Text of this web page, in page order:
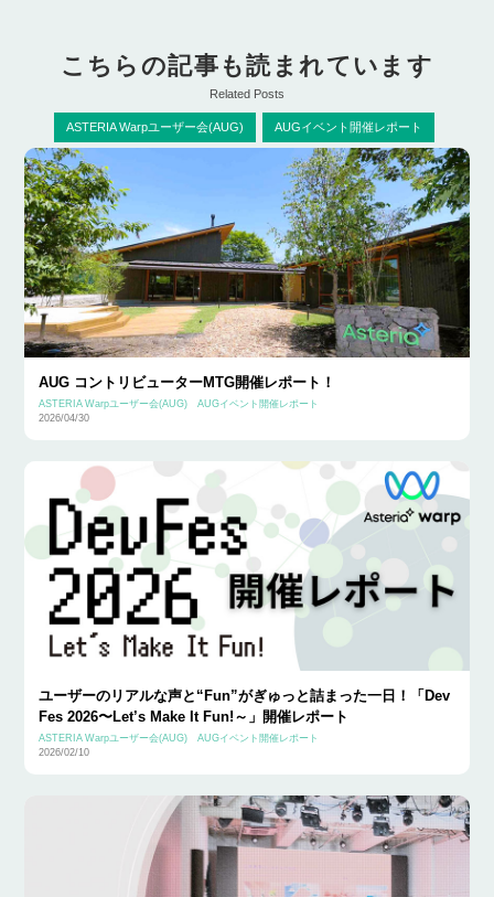
こちらの記事も読まれています
Related Posts
ASTERIA Warpユーザー会(AUG) AUGイベント開催レポート
AUG コントリビューターMTG開催レポート！
ASTERIA Warpユーザー会(AUG)
AUGイベント開催レポート
2026/04/30
ユーザーのリアルな声と“Fun”がぎゅっと詰まった一日！「Dev
Fes 2026〜Let’s Make It Fun!～」開催レポート
ASTERIA Warpユーザー会(AUG)
AUGイベント開催レポート
2026/02/10